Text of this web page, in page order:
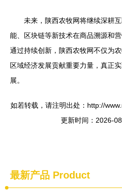
未来，陕西农牧网将继续深耕
能、区块链等新技术在商品溯源和
通过持续创新，陕西农牧网不仅为
区域经济发展贡献重要力量，真正
展。
如若转载，请注明出处：http://
更新时间：2026-
最新产品 Product